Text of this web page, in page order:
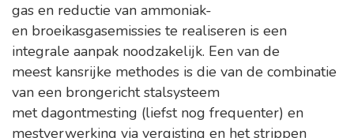
gas en reductie van ammoniak-
en broeikasgasemissies te realiseren is een
integrale aanpak noodzakelijk. Een van de
meest kansrijke methodes is die van de combinatie
van een brongericht stalsysteem
met dagontmesting (liefst nog frequenter) en
mestverwerking via vergisting en het strippen